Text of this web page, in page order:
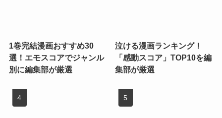
1巻完結漫画おすすめ30
選！エモスコアでジャンル
別に編集部が厳選
泣ける漫画ランキング！
「感動スコア」TOP10を編
集部が厳選